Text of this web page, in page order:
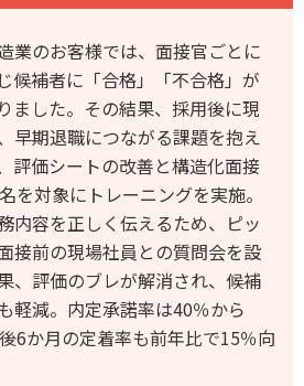
業のお客様では、面接官ごとに
候補者に「合格」「不合格」が
ました。その結果、採用後に現
早期退職につながる課題を抱え
評価シートの改善と構造化面接
を対象にトレーニングを実施。
内容を正しく伝えるため、ピッ
接前の現場社員との質問会を設
、評価のブレが解消され、候補
軽減。内定承諾率は40％から
6か月の定着率も前年比で15％向